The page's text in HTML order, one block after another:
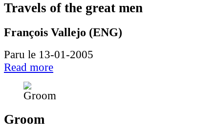
Travels of the great men
François Vallejo (ENG)
Paru le 13-01-2005
Read more
Groom